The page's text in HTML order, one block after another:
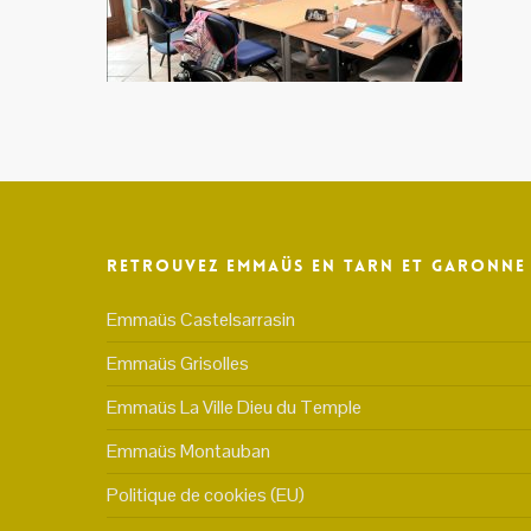
Retrouvez Emmaüs en Tarn et Garonne
Emmaüs Castelsarrasin
Emmaüs Grisolles
Emmaüs La Ville Dieu du Temple
Emmaüs Montauban
Politique de cookies (EU)